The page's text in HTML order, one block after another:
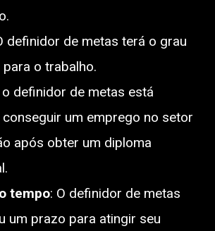
definidor de metas terá o grau
o trabalho.
o definidor de metas está
um emprego no setor
após obter um diploma
tempo: O definidor de metas
um prazo para atingir seu